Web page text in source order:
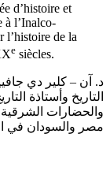
d’histoire et
à l’Inalco-
l’histoire de la
e siècles.
د. آن – كلير دي
التاريخ وأستاذة
والحضارات الشرقية
مصر والسودان في